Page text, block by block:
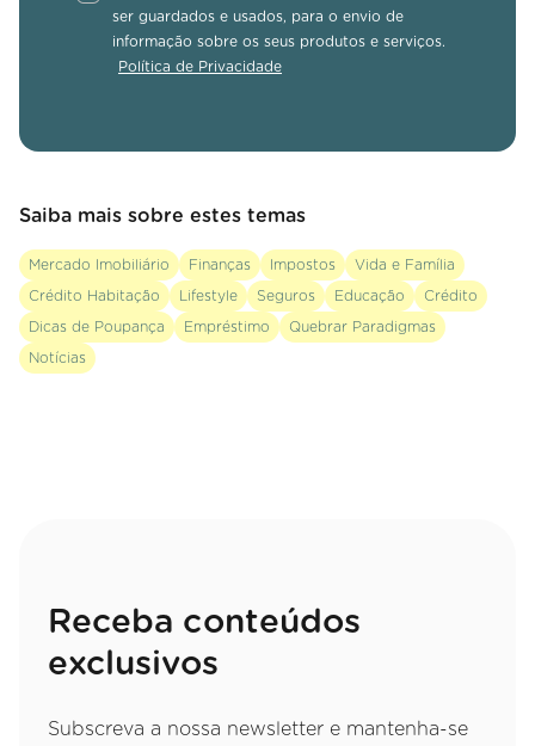
ser guardados e usados, para o envio de
informação sobre os seus produtos e serviços.
Política de Privacidade
Saiba mais sobre estes temas
Mercado Imobiliário Finanças Impostos Vida e Família
Crédito Habitação Lifestyle Seguros Educação Crédito
Dicas de Poupança Empréstimo Quebrar Paradigmas
Notícias
Receba conteúdos
exclusivos
Subscreva a nossa newsletter e mantenha-se